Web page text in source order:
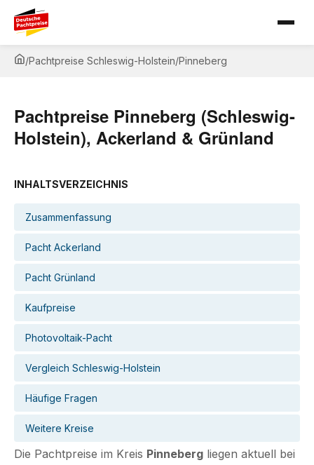
/Pachtpreise Schleswig-Holstein/Pinneberg
Pachtpreise Pinneberg (Schleswig-
Holstein), Ackerland & Grünland
INHALTSVERZEICHNIS
Zusammenfassung
Pacht Ackerland
Pacht Grünland
Kaufpreise
Photovoltaik-Pacht
Vergleich Schleswig-Holstein
Häufige Fragen
Weitere Kreise
Die Pachtpreise im Kreis Pinneberg liegen aktuell bei